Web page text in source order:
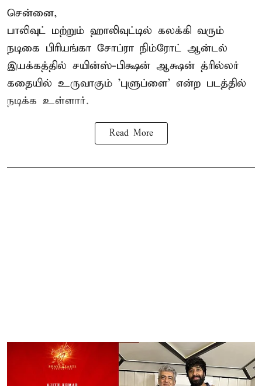
சென்னை,
பாலிவுட் மற்றும் ஹாலிவுட்டில் கலக்கி வரும்
நடிகை பிரியங்கா சோப்ரா நிம்ரோட் ஆன்டல்
இயக்கத்தில் சயின்ஸ்-பிக்ஷன் ஆக்ஷன் த்ரில்லர்
கதையில் உருவாகும் 'புளுப்ளை' என்ற படத்தில்
நடிக்க உள்ளார்.
Read More